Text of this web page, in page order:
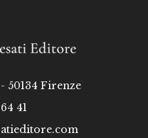
50134 Firenze
41